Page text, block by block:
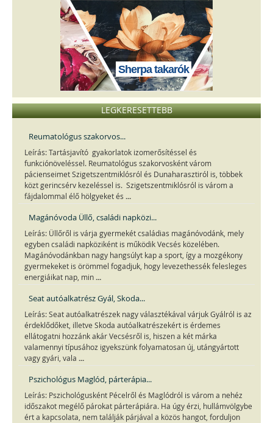
Sherpa takarók
LEGKERESETTEBB
Reumatológus szakorvos...
Leírás: Tartásjavító gyakorlatok izomerősítéssel és
funkciónöveléssel. Reumatológus szakorvosként várom
pácienseimet Szigetszentmiklósról és Dunaharasztiról is, többek
közt gerincsérv kezeléssel is. Szigetszentmiklósról is várom a
fájdalommal élő hölgyeket és ...
Magánóvoda Üllő, családi napközi...
Leírás: Üllőről is várja gyermekét családias magánóvodánk, mely
egyben családi napköziként is működik Vecsés közelében.
Magánóvodánkban nagy hangsúlyt kap a sport, így a mozgékony
gyermekeket is örömmel fogadjuk, hogy levezethessék felesleges
energiáikat nap, min ...
Seat autóalkatrész Gyál, Skoda...
Leírás: Seat autóalkatrészek nagy választékával várjuk Gyálról is az
érdeklődőket, illetve Skoda autóalkatrészekért is érdemes
ellátogatni hozzánk akár Vecsésről is, hiszen a két márka
valamennyi típusához igyekszünk folyamatosan új, utángyártott
vagy gyári, vala ...
Pszichológus Maglód, párterápia...
Leírás: Pszichológusként Pécelről és Maglódról is várom a nehéz
időszakot megélő párokat párterápiára. Ha úgy érzi, hullámvölgybe
ért a kapcsolata, nem találják párjával a közös hangot, forduljon